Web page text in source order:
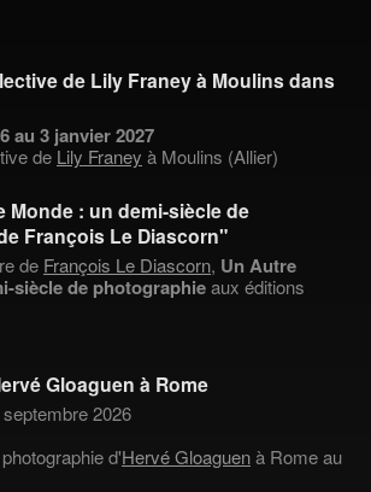
de Lily Franey à Moulins dans
au 3 janvier 2027
de Lily Franey à Moulins (Allier)
Monde : un demi-siècle de
François Le Diascorn"
de François Le Diascorn, Un Autre
siècle de photographieaux éditions
Gloaguen à Rome
2026
d'Hervé Gloaguenà Rome au